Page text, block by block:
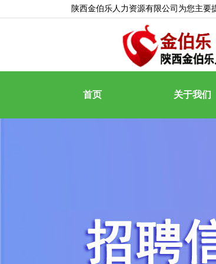
陕西金伯乐人力资源有限公司为您主要
首页 关于我们